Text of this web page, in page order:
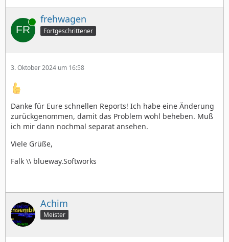
Online frehwagen
Fortgeschrittener
3. Oktober 2024 um 16:58
Danke für Eure schnellen Reports! Ich habe eine Änderung
zurückgenommen, damit das Problem wohl beheben. Muß
ich mir dann nochmal separat ansehen.
Viele Grüße,
Falk \\ blueway.Softworks
Achim
Meister